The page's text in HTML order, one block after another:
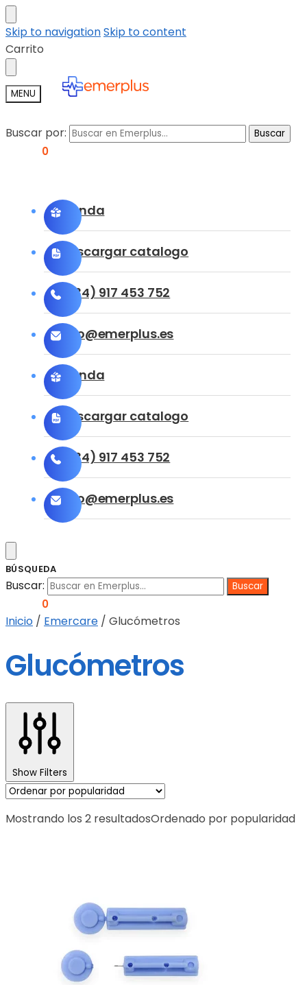
Skip to navigationSkip to content
Carrito
MENU
Buscar por: Buscar
0
Tienda
Descargar catalogo
(+34) 917 453 752
info@emerplus.es
Tienda
Descargar catalogo
(+34) 917 453 752
info@emerplus.es
BÚSQUEDA
Buscar:
0
Inicio / Emercare / Glucómetros
Glucómetros
Show Filters
Mostrando los 2 resultadosOrdenado por popularidad